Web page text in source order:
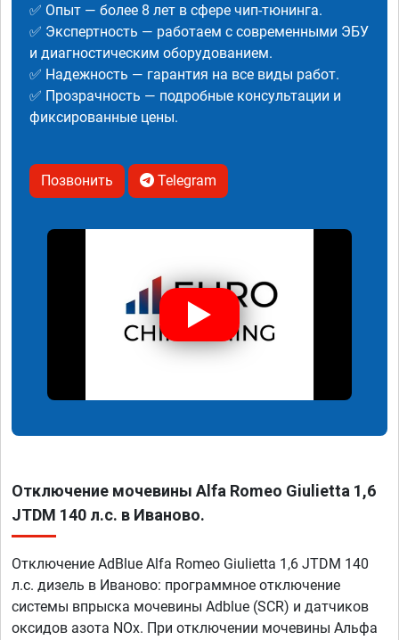
✅ Опыт — более 8 лет в сфере чип-тюнинга.
✅ Экспертность — работаем с современными ЭБУ
и диагностическим оборудованием.
✅ Надежность — гарантия на все виды работ.
✅ Прозрачность — подробные консультации и
фиксированные цены.
Позвонить Telegram
Отключение мочевины Alfa Romeo Giulietta 1,6
JTDM 140 л.с. в Иваново.
Отключение AdBlue Alfa Romeo Giulietta 1,6 JTDM 140
л.с. дизель в Иваново: программное отключение
системы впрыска мочевины Adblue (SCR) и датчиков
оксидов азота NOx. При отключении мочевины Альфа